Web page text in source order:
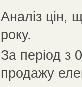
Аналіз цін,
року.
За період з
продажу